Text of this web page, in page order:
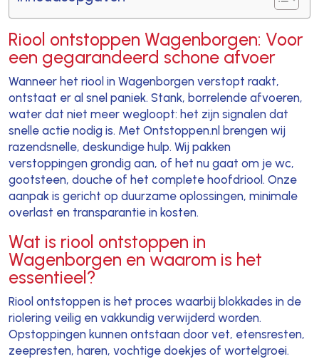
Riool ontstoppen Wagenborgen: Voor
een gegarandeerd schone afvoer
Wanneer het riool in Wagenborgen verstopt raakt,
ontstaat er al snel paniek. Stank, borrelende afvoeren,
water dat niet meer wegloopt: het zijn signalen dat
snelle actie nodig is. Met Ontstoppen.nl brengen wij
razendsnelle, deskundige hulp. Wij pakken
verstoppingen grondig aan, of het nu gaat om je wc,
gootsteen, douche of het complete hoofdriool. Onze
aanpak is gericht op duurzame oplossingen, minimale
overlast en transparantie in kosten.
Wat is riool ontstoppen in
Wagenborgen en waarom is het
essentieel?
Riool ontstoppen is het proces waarbij blokkades in de
riolering veilig en vakkundig verwijderd worden.
Opstoppingen kunnen ontstaan door vet, etensresten,
zeepresten, haren, vochtige doekjes of wortelgroei.